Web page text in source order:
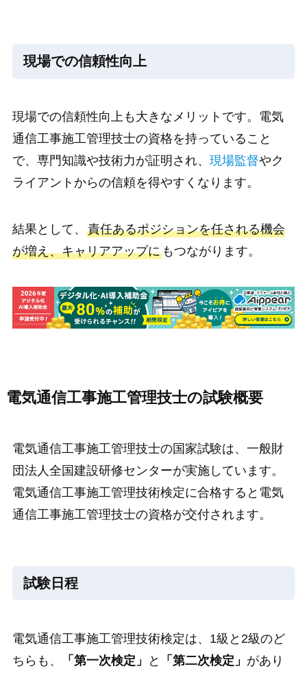
現場での信頼性向上
現場での信頼性向上も大きなメリットです。電気
通信工事施工管理技士の資格を持っていること
で、専門知識や技術力が証明され、 現場監督やク
ライアントからの信頼を得やすくなります。
結果として、 責任あるポジションを任される機会
が増え、キャリアアップにもつながります。
電気通信工事施工管理技士の試験概要
電気通信工事施工管理技士の国家試験は、一般財
団法人全国建設研修センターが実施しています。
電気通信工事施工管理技術検定に合格すると電気
通信工事施工管理技士の資格が交付されます。
試験日程
電気通信工事施工管理技術検定は、1級と2級のど
ちらも、
「第一次検定」 と 「第二次検定」 があり